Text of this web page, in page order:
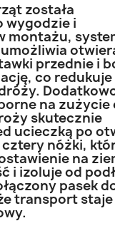
została
wygodzie i
montażu,
przednie i
co
na zużycie
skutecznie
ucieczką po
nóżki,
na
i izoluje od
pasek
transport staje